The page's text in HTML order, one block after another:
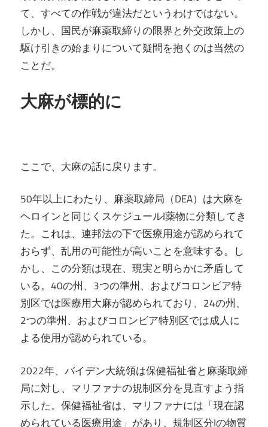
て、すべての作戦が違法だというわけではない。
しかし、国民が麻薬取締りの限界と外交政策上の
駆け引きの始まりについて疑問を抱くのは当然の
ことだ。
大麻が標的に
ここで、大麻の話に戻ります。
50年以上にわたり、麻薬取締局（DEA）は大麻を
ヘロインと同じくスケジュールI薬物に分類してき
た。これは、連邦法の下で医療用途が認められて
おらず、乱用の可能性が高いことを意味する。し
かし、この分類は現在、現実と明らかに矛盾して
いる。40の州、3つの準州、およびコロンビア特
別区では医療用大麻が認められており、24の州、
2つの準州、およびコロンビア特別区では成人に
よる使用が認められている。
2022年、バイデン大統領は保健福祉省と麻薬取締
局に対し、マリファナの規制区分を見直すよう指
示した。保健福祉省は、マリファナには「現在認
められている医療用途」があり、規制区分Iの物質